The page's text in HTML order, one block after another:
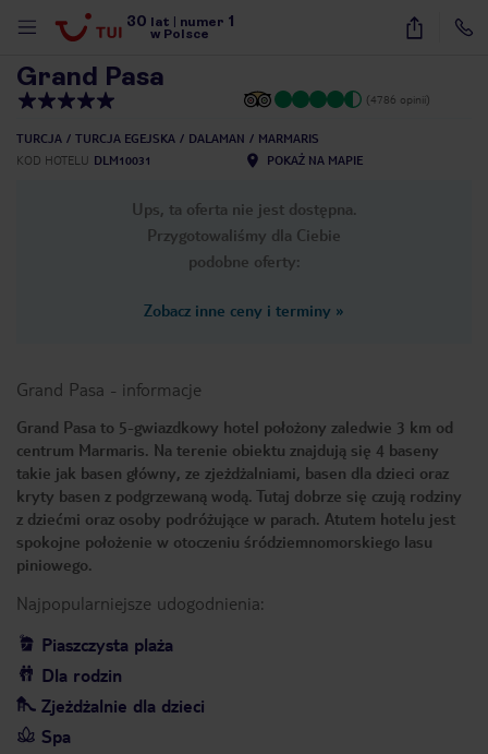
30 lat numer 1
w Polsce
13
Grand Pasa
(4786 opinii)
TURCJA TURCJA EGEJSKA DALAMAN
MARMARIS
KOD HOTELU DLM10031 POKAŻ NA MAPIE
Ups, ta oferta nie jest dostępna.
Przygotowaliśmy dla Ciebie
podobne oferty:
Zobacz inne ceny i terminy »
Grand Pasa - informacje
Grand Pasa to 5-gwiazdkowy hotel położony zaledwie 3 km od
centrum Marmaris. Na terenie obiektu znajdują się 4 baseny
takie jak basen główny, ze zjeżdżalniami, basen dla dzieci oraz
kryty basen z podgrzewaną wodą. Tutaj dobrze się czują rodziny
z dziećmi oraz osoby podróżujące w parach. Atutem hotelu jest
spokojne położenie w otoczeniu śródziemnomorskiego lasu
piniowego.
Najpopularniejsze udogodnienia:
Piaszczysta plaża
Dla rodzin
Zjeżdżalnie dla dzieci
Spa